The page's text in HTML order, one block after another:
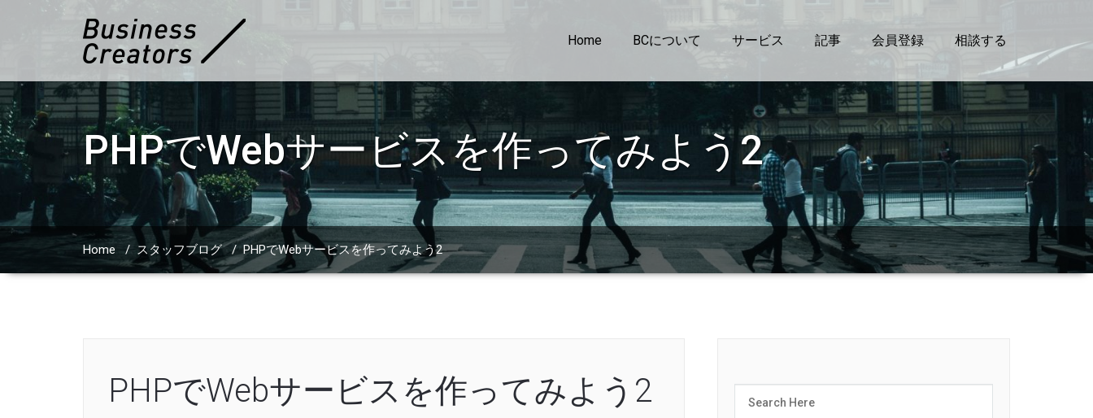
Home BCについて サービス 記事 会員登録 相談する
PHPでWebサービスを作ってみよう2
Home / スタッフブログ/PHPでWebサービスを作ってみよう2
PHPでWebサービスを作ってみよう2